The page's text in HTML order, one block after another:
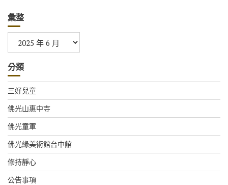
彙整
整
分類
三好兒童
佛光山惠中寺
佛光童軍
佛光緣美術館台中館
修持靜心
公告事項